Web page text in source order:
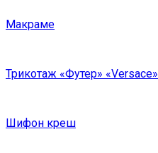
Макраме
Трикотаж «Футер» «Versace»
Шифон креш